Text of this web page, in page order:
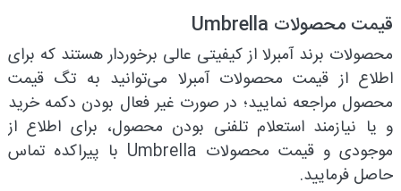
قیمت محصولات Umbrella
محصولات برند آمبرلا از کیفیتی عالی برخوردار هستند که برای
اطلاع از قیمت محصولات آمبرلا می‌توانید به تگ قیمت
محصول مراجعه نمایید؛ در صورت غیر فعال بودن دکمه خرید
و یا نیازمند استعلام تلفنی بودن محصول، برای اطلاع از
موجودی و قیمت محصولات Umbrella با پیراکده تماس
حاصل فرمایید.